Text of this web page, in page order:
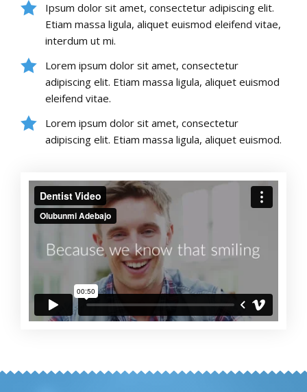
Ipsum dolor sit amet, consectetur adipiscing elit.
Etiam massa ligula, aliquet euismod eleifend vitae,
interdum ut mi.
Lorem ipsum dolor sit amet, consectetur
adipiscing elit. Etiam massa ligula, aliquet euismod
eleifend vitae.
Lorem ipsum dolor sit amet, consectetur
adipiscing elit. Etiam massa ligula, aliquet euismod.